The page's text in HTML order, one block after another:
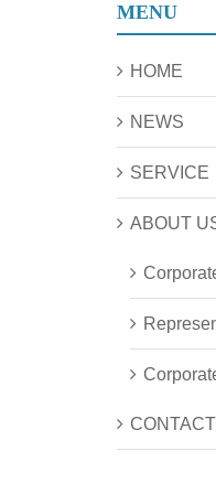
MENU
HOME
NEWS
SERVICE
ABOUT
CONTACT